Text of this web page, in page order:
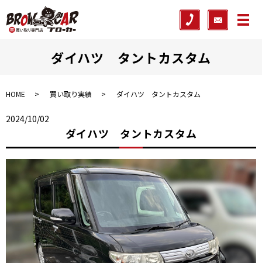
メ
ダイハツ タントカスタム
HOME 買い取り実績 ダイハツ タントカスタム
2024/10/02
ダイハツ タントカスタム